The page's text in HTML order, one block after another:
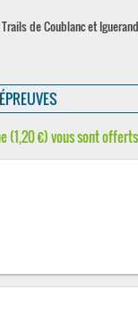
de Coublanc et
(1,20 €) vous sont